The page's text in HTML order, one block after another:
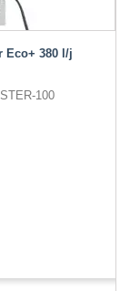
Eco+ 380 l/j
100